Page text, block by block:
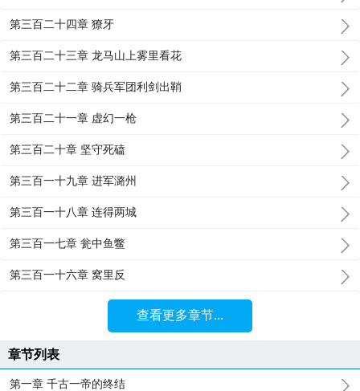
第三百二十四章 獠牙
第三百二十三章 龙马山上雾里看花
第三百二十二章 骑兵军团利剑出鞘
第三百二十一章 虚幻一枪
第三百二十章 坚守死磕
第三百一十九章 进军潞州
第三百一十八章 连得两城
第三百一七章 瓮中鱼鳖
第三百一十六章 窝里反
查看更多章节...
章节列表
第一章 千古一帝的终结